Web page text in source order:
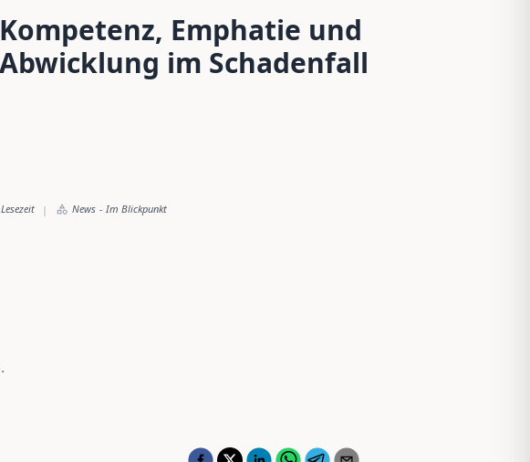
Emphatie und
im Schadenfall
| News - Im Blickpunkt